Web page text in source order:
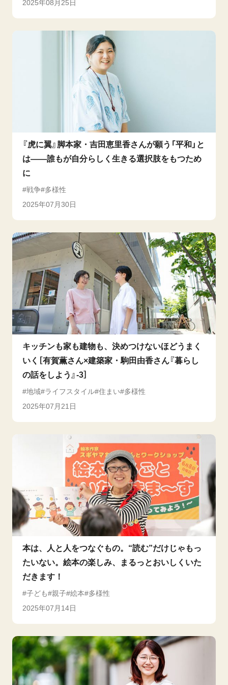
2025年08月25日
『虎に翼』脚本家・吉田恵里香さんが願う「平和」と
は——誰もが自分らしく生きる選択肢をもつため
に
戦争 多様性
2025年07月30日
キッチンも家も建物も、決めつけないほどうまく
いく［有賀薫さん×建築家・駒田由香さん『暮らし
の話をしよう』-3］
地域 ライフスタイル 住まい
多様性
2025年07月21日
本は、人と人をつなぐもの。“読む”だけじゃもっ
たいない。絵本の楽しみ、まるっとおいしくいた
だきます！
子ども 親子 絵本
多様性
2025年07月14日